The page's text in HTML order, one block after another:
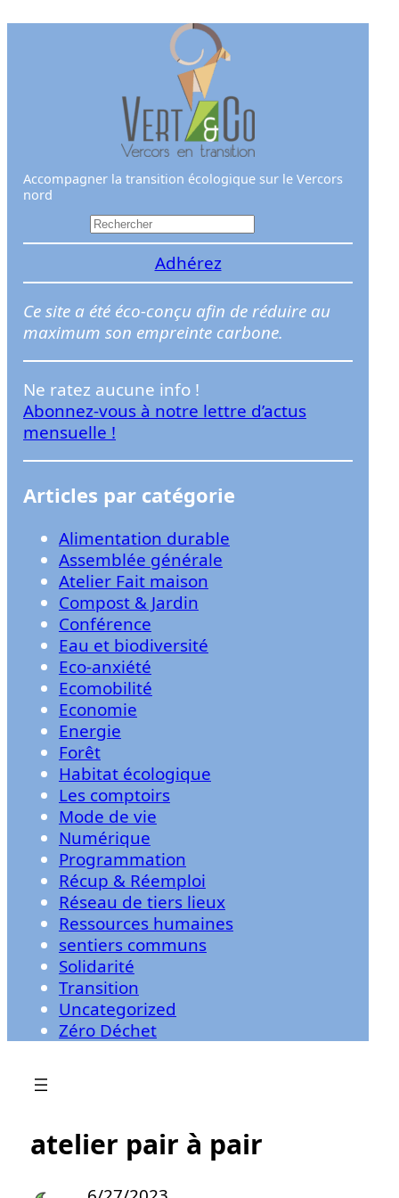
Accompagner la transition écologique sur le Vercors
nord
e
h
e
r
e
r
Adhérez
Ce site a été éco-conçu afin de réduire au
maximum son empreinte carbone.
Ne ratez aucune info !
Abonnez-vous à notre lettre d’actus
mensuelle !
Articles par catégorie
Alimentation durable
Assemblée générale
Atelier Fait maison
Compost & Jardin
Conférence
Eau et biodiversité
Eco-anxiété
Ecomobilité
Economie
Energie
Forêt
Habitat écologique
Les comptoirs
Mode de vie
Numérique
Programmation
Récup & Réemploi
Réseau de tiers lieux
Ressources humaines
sentiers communs
Solidarité
Transition
Uncategorized
Zéro Déchet
atelier pair à pair